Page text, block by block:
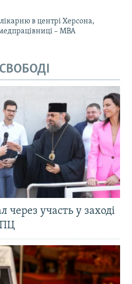
в центрі Херсона,
– МВА
через участь у заході